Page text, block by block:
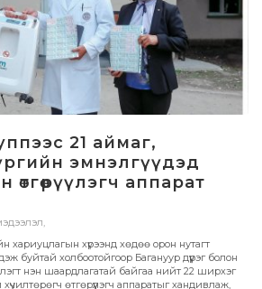
21 аймаг,
эмнэлгүүдэд
өтгөрүүлэгч аппарат
,
хүрээнд хөдөө орон нутагт
буйтай холбоотойгоор Багануур дүүрэг болон
нэн шаардлагатай байгаа нийт 22 ширхэг
өтгөрүүлэгч аппаратыг хандивлаж,